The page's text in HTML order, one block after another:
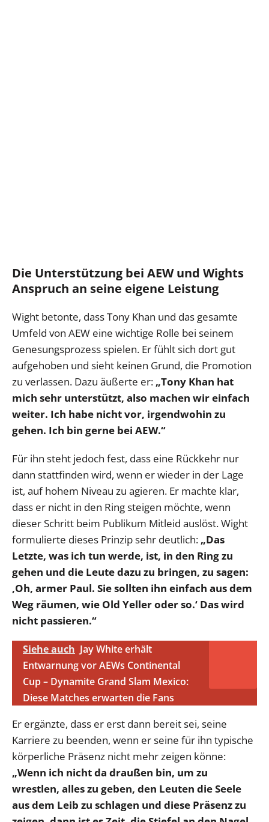
Die Unterstützung bei AEW und Wights
Anspruch an seine eigene Leistung
Wight betonte, dass Tony Khan und das gesamte
Umfeld von AEW eine wichtige Rolle bei seinem
Genesungsprozess spielen. Er fühlt sich dort gut
aufgehoben und sieht keinen Grund, die Promotion
zu verlassen. Dazu äußerte er: „Tony Khan hat
mich sehr unterstützt, also machen wir einfach
weiter. Ich habe nicht vor, irgendwohin zu
gehen. Ich bin gerne bei AEW.“
Für ihn steht jedoch fest, dass eine Rückkehr nur
dann stattfinden wird, wenn er wieder in der Lage
ist, auf hohem Niveau zu agieren. Er machte klar,
dass er nicht in den Ring steigen möchte, wenn
dieser Schritt beim Publikum Mitleid auslöst. Wight
formulierte dieses Prinzip sehr deutlich: „Das
Letzte, was ich tun werde, ist, in den Ring zu
gehen und die Leute dazu zu bringen, zu sagen:
‚Oh, armer Paul. Sie sollten ihn einfach aus dem
Weg räumen, wie Old Yeller oder so.‘ Das wird
nicht passieren.“
Siehe auch Jay White erhält
Entwarnung vor AEWs Continental
Cup – Dynamite Grand Slam Mexico:
Diese Matches erwarten die Fans
Er ergänzte, dass er erst dann bereit sei, seine
Karriere zu beenden, wenn er seine für ihn typische
körperliche Präsenz nicht mehr zeigen könne:
„Wenn ich nicht da draußen bin, um zu
wrestlen, alles zu geben, den Leuten die Seele
aus dem Leib zu schlagen und diese Präsenz zu